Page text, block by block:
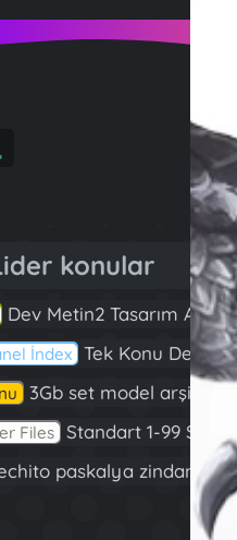
konular
Dev Metin2 Tasarım Arşivi Güle Güle Kullanın
İndex Tek Konu Dev Paylaşım 10 Adet Server Tanıtım İndex
3Gb set model arşivi
Files Standart 1-99 Server Files
paskalya zindanı 2023 (Spring Sanctuary dungeon)